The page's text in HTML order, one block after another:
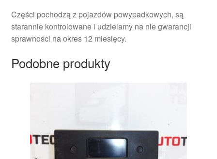
Części pochodzą z pojazdów powypadkowych, są
starannie kontrolowane i udzielamy na nie gwarancji
sprawności na okres 12 miesięcy.
Podobne produkty